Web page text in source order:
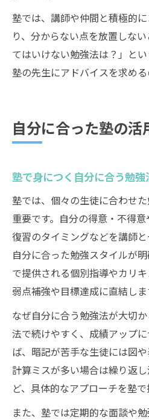
塾では、講師や仲間と積極的
り、分からない点を放置しな
てはいけない勉強法は？」とい
塾の先生にアドバイスを求める
自分に合った塾の
塾で身につく自分に合う勉
塾では、個々の生徒に合わせ
重要です。自分の得意・不得意
復習のタイミングなどを講師と
自分に合った勉強スタイルが
で提供される個別指導やカリ
弱点補強や目標達成に直結しま
なぜ自分に合う勉強法が大切
法で続けやすく、成績アップ
ば、暗記が苦手な生徒には図や
計算ミスが多い場合は繰り返
ど、具体的なアプローチを塾で
また、塾では定期的な面談や